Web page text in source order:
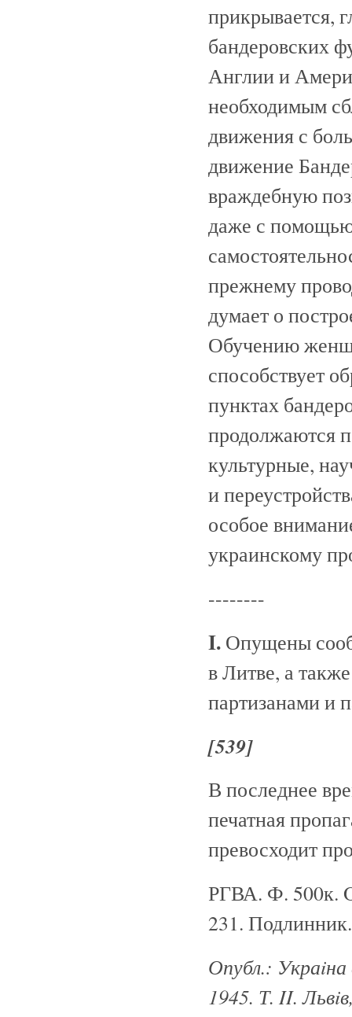
прикрывается,
бандеровских
Англии и
необходимым
движения с
движение
враждебную
даже с
прежнему
думает о
Обучению
способствует
пунктах
продолжаются
культурные,
и
особое
украинскому
--------
I. Опущены
в Литве, а
партизанами и
[539]
В последнее
печатная
превосходит
РГВА. Ф. 500к.
231.
Опубл.: Украiна
1945. Т. II.